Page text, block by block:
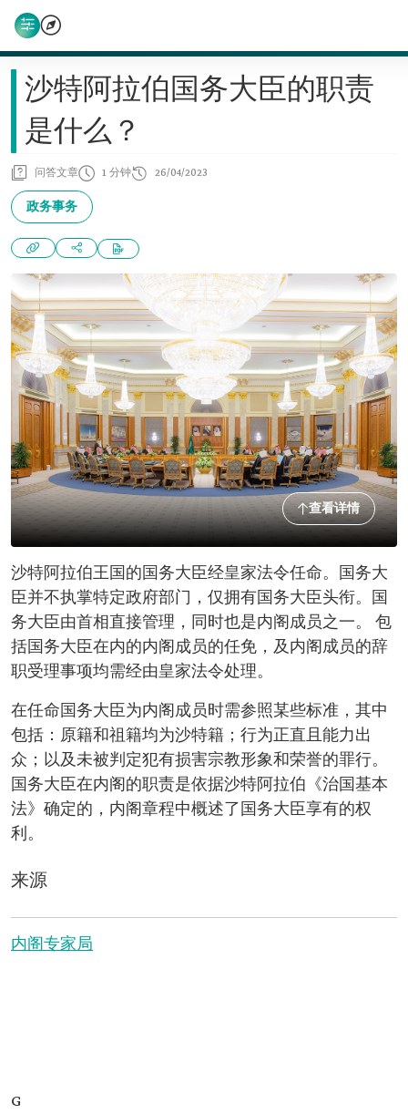
沙特阿拉伯国务大臣的职责
是什么？
问答文章 1 分钟 26/04/2023
政务事务
查看详情
沙特阿拉伯王国的国务大臣经皇家法令任命。国务大
臣并不执掌特定政府部门，仅拥有国务大臣头衔。国
务大臣由首相直接管理，同时也是内阁成员之一。 包
括国务大臣在内的内阁成员的任免，及内阁成员的辞
职受理事项均需经由皇家法令处理。
在任命国务大臣为内阁成员时需参照某些标准，其中
包括：原籍和祖籍均为沙特籍；行为正直且能力出
众；以及未被判定犯有损害宗教形象和荣誉的罪行。
国务大臣在内阁的职责是依据沙特阿拉伯《治国基本
法》确定的，内阁章程中概述了国务大臣享有的权
利。
来源
内阁专家局
G